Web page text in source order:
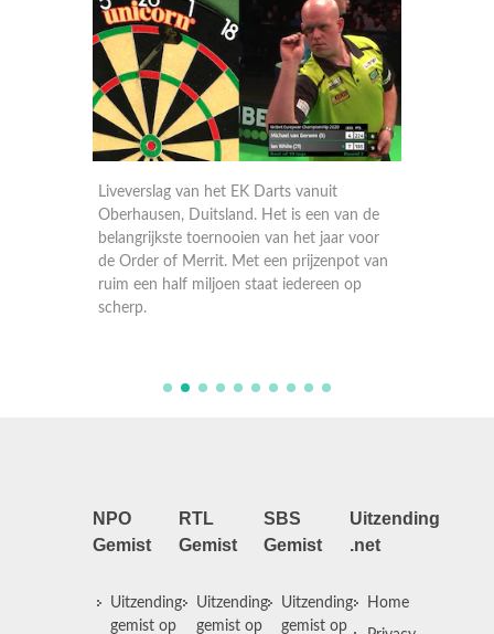
Liveverslag van het EK Darts vanuit
Oberhausen, Duitsland. Het is een van de
belangrijkste toernooien van het jaar voor
de Order of Merrit. Met een prijzenpot van
ruim een half miljoen staat iedereen op
scherp.
NPO
Gemist
Uitzending
gemist op
RTL
Gemist
Uitzending
gemist op
SBS
Gemist
Uitzending
gemist op
Uitzending
.net
Home